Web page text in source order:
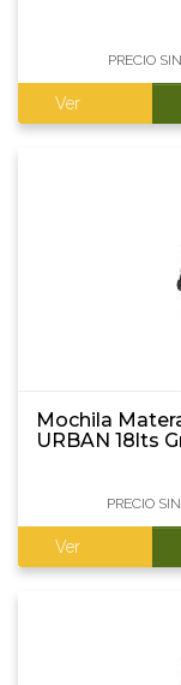
PRECIO
Ver
Mochila
URBAN 18lts
PRECIO
Ver